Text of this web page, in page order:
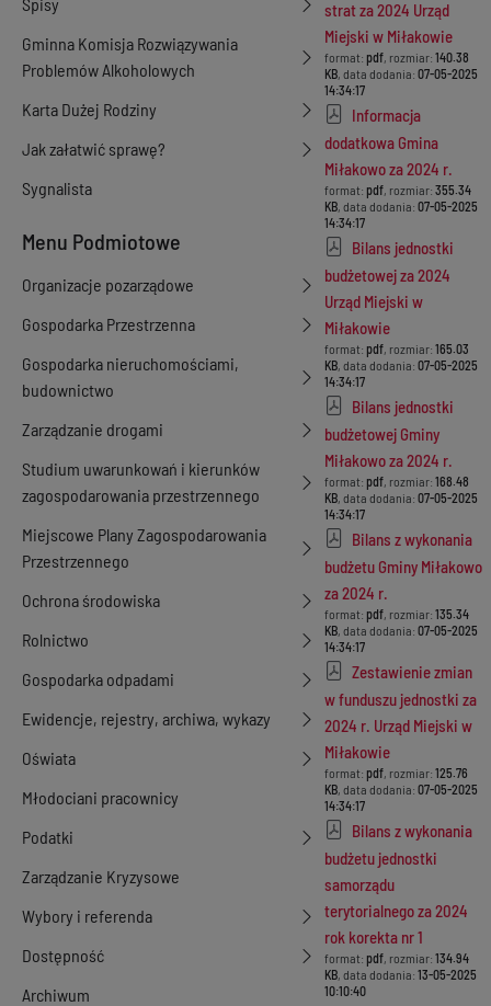
Gminna Komisja Rozwiązywania
Problemów Alkoholowych
Karta Dużej Rodziny
Jak załatwić sprawę?
Sygnalista
Menu Podmiotowe
Organizacje pozarządowe
Gospodarka Przestrzenna
Gospodarka nieruchomościami,
budownictwo
Zarządzanie drogami
Studium uwarunkowań i kierunków
zagospodarowania przestrzennego
Miejscowe Plany Zagospodarowania
Przestrzennego
Ochrona środowiska
Rolnictwo
Gospodarka odpadami
Ewidencje, rejestry, archiwa, wykazy
Oświata
Młodociani pracownicy
Podatki
Zarządzanie Kryzysowe
Wybory i referenda
Dostępność
Archiwum
strat za 2024 Urząd
Miejski w Miłakowie
format: pdf, rozmiar: 140.38
KB, data dodania: 07-05-2025
14:34:17
Informacja
dodatkowa Gmina
Miłakowo za 2024 r.
format: pdf, rozmiar: 355.34
KB, data dodania: 07-05-2025
14:34:17
Bilans jednostki
budżetowej za 2024
Urząd Miejski w
Miłakowie
format: pdf, rozmiar: 165.03
KB, data dodania: 07-05-2025
14:34:17
Bilans jednostki
budżetowej Gminy
Miłakowo za 2024 r.
format: pdf, rozmiar: 168.48
KB, data dodania: 07-05-2025
14:34:17
Bilans z wykonania
budżetu Gminy Miłakowo
za 2024 r.
format: pdf, rozmiar: 135.34
KB, data dodania: 07-05-2025
14:34:17
Zestawienie zmian
w funduszu jednostki za
2024 r. Urząd Miejski w
Miłakowie
format: pdf, rozmiar: 125.76
KB, data dodania: 07-05-2025
14:34:17
Bilans z wykonania
budżetu jednostki
samorządu
terytorialnego za 2024
rok korekta nr 1
format: pdf, rozmiar: 134.94
KB, data dodania: 13-05-2025
10:10:40